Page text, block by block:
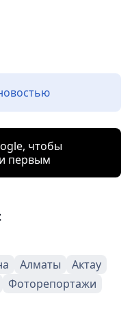
чтобы
первым
Алматы
Актау
Фоторепортажи